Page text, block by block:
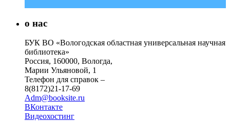
о нас
БУК ВО «Вологодская областная универсальная научная
библиотека»
Россия, 160000, Вологда,
Марии Ульяновой, 1
Телефон для справок –
8(8172)21-17-69
Adm@booksite.ru
ВКонтакте
Видеохостинг